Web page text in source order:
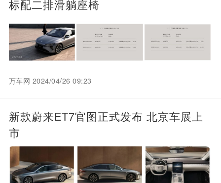
标配二排滑躺座椅
万车网 2024/04/26 09:23
新款蔚来ET7官图正式发布 北京车展上
市